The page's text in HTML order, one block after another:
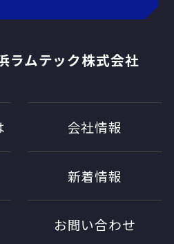
ラムテック株式会社
会社情報
新着情報
お問い合わせ